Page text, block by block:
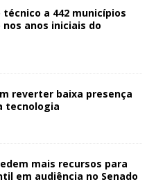
técnico a 442 municípios
nos anos iniciais do
reverter baixa presença
tecnologia
mais recursos para
em audiência no Senado